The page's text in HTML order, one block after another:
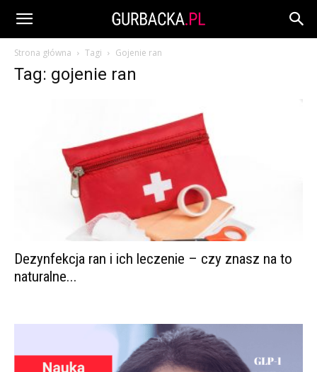
Strona główna Tagi Gojenie ran
Tag: gojenie ran
Dezynfekcja ran i ich leczenie – czy znasz na to
naturalne...